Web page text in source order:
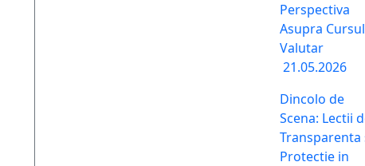
Perspectiva
Asupra
Valutar
21.05.2026
Dincolo de
Scena: Lectii
Transparenta
Protectie in